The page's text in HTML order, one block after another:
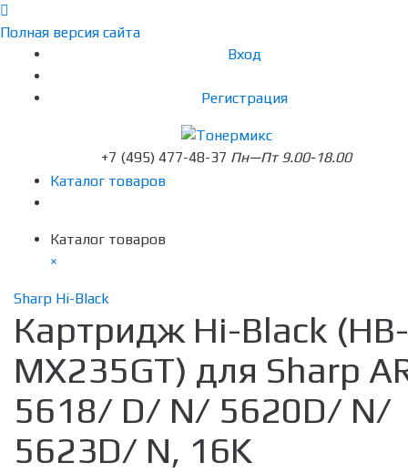
Полная версия сайта
Вход
Регистрация
+7 (495) 477-48-37 Пн—Пт 9.00-18.00
Каталог товаров
Каталог товаров
×
Sharp Hi-Black
Картридж Hi-Black (HB-
MX235GT) для Sharp
5618/ D/ N/ 5620D/ N/
5623D/ N, 16K